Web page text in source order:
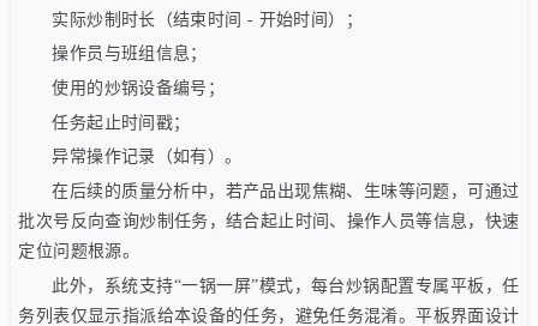
实际炒制时长（结束时间 - 开始时间）；
操作员与班组信息；
使用的炒锅设备编号；
任务起止时间戳；
异常操作记录（如有）。
在后续的质量分析中，若产品出现焦糊、生味等问题，可通过
批次号反向查询炒制任务，结合起止时间、操作人员等信息，快速
定位问题根源。
此外，系统支持“一锅一屏”模式，每台炒锅配置专属平板，任
务列表仅显示指派给本设备的任务，避免任务混淆。平板界面设计